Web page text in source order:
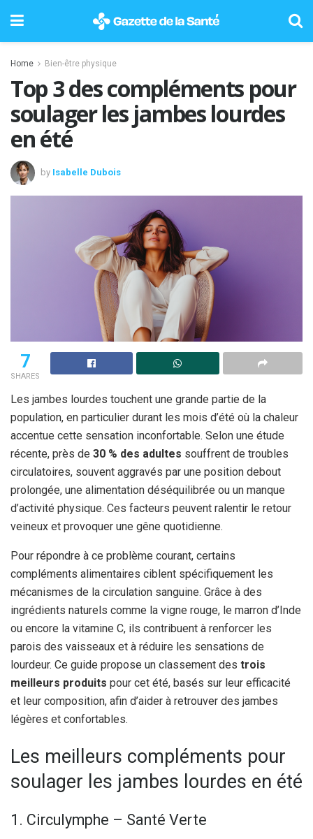
Home Bien-être physique
Top 3 des compléments pour
soulager les jambes lourdes
en été
by Isabelle Dubois
7
SHARES
Les jambes lourdes touchent une grande partie de la
population, en particulier durant les mois d’été où la chaleur
accentue cette sensation inconfortable. Selon une étude
récente, près de 30 % des adultes souffrent de troubles
circulatoires, souvent aggravés par une position debout
prolongée, une alimentation déséquilibrée ou un manque
d’activité physique. Ces facteurs peuvent ralentir le retour
veineux et provoquer une gêne quotidienne.
Pour répondre à ce problème courant, certains
compléments alimentaires ciblent spécifiquement les
mécanismes de la circulation sanguine. Grâce à des
ingrédients naturels comme la vigne rouge, le marron d’Inde
ou encore la vitamine C, ils contribuent à renforcer les
parois des vaisseaux et à réduire les sensations de
lourdeur. Ce guide propose un classement des trois
meilleurs produits pour cet été, basés sur leur efficacité
et leur composition, afin d’aider à retrouver des jambes
légères et confortables.
Les meilleurs compléments pour
soulager les jambes lourdes en été
1. Circulymphe – Santé Verte